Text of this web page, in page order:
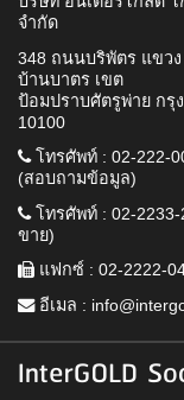
จำกัด
348 ถนนบริพัตร แขวง
บ้านบาตร เขต
ป้อมปราบศัตรูพ่าย กรุ
10100
โทรศัพท์ : 02-222-
(สอบถามข้อมูล)
โทรศัพท์ : 02-2233-
ขาย)
แฟกซ์ : 02-2222-
อีเมล :
InterGOLD